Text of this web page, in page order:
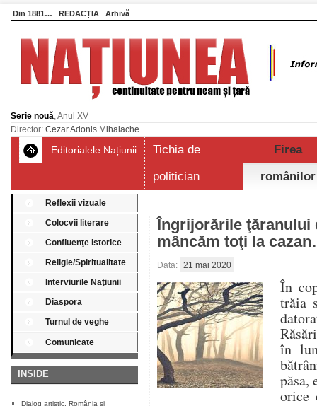
Din 1881… REDACȚIA Arhivă
Serie nouă, Anul XV
Director: Cezar Adonis Mihalache
Editorialele Națiunii
Tichia de
politician
Firea
românilor
Reflexii vizuale
Colocvii literare
Confluenţe istorice
Religie/Spiritualitate
Interviurile Naţiunii
Diaspora
Turnul de veghe
Comunicate
INSIDE
Dialog artistic, România și
Îngrijorările ţăranului
mâncăm toţi la
Data: 21 mai 2020
În
trăia
în
păsa,
orice